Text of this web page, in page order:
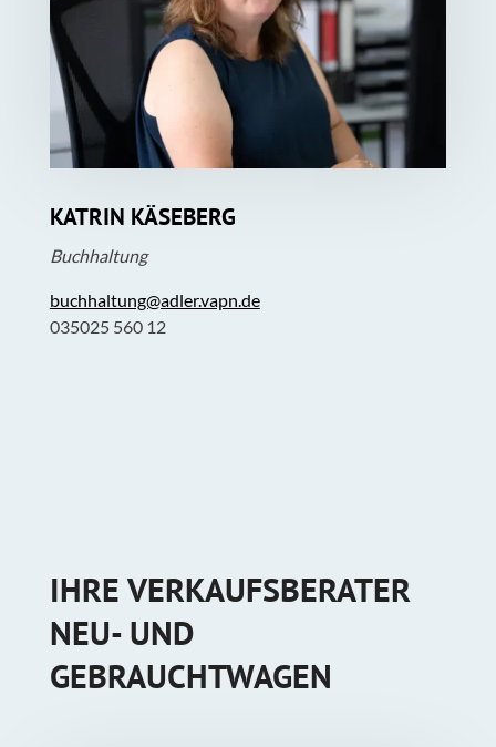
KATRIN KÄSEBERG
Buchhaltung
buchhaltung@adler.vapn.de
035025 560 12
IHRE VERKAUFSBERATER
NEU- UND
GEBRAUCHTWAGEN